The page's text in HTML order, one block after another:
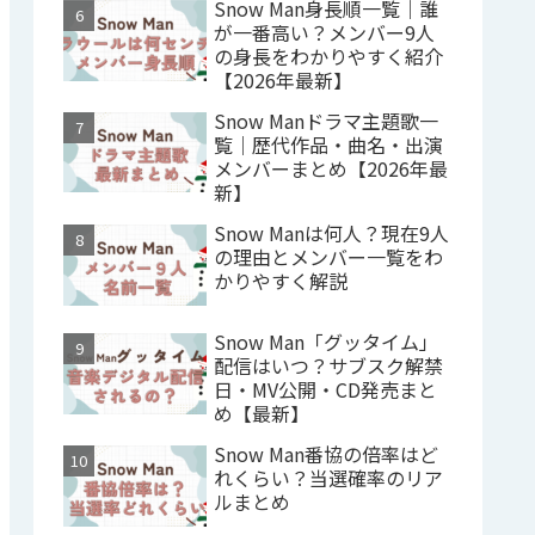
Snow Man身長順一覧｜誰
が一番高い？メンバー9人
の身長をわかりやすく紹介
【2026年最新】
Snow Manドラマ主題歌一
覧｜歴代作品・曲名・出演
メンバーまとめ【2026年最
新】
Snow Manは何人？現在9人
の理由とメンバー一覧をわ
かりやすく解説
Snow Man「グッタイム」
配信はいつ？サブスク解禁
日・MV公開・CD発売まと
め【最新】
Snow Man番協の倍率はど
れくらい？当選確率のリア
ルまとめ